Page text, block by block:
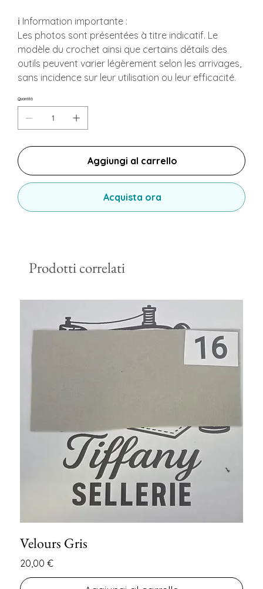
ℹ️ Information importante :
Les photos sont présentées à titre indicatif. Le
modèle du crochet ainsi que certains détails des
outils peuvent varier légèrement selon les arrivages,
sans incidence sur leur utilisation ou leur efficacité.
Quantità
Aggiungi al carrello
Acquista ora
Prodotti correlati
Velours Gris
Prezzo
20,00 €